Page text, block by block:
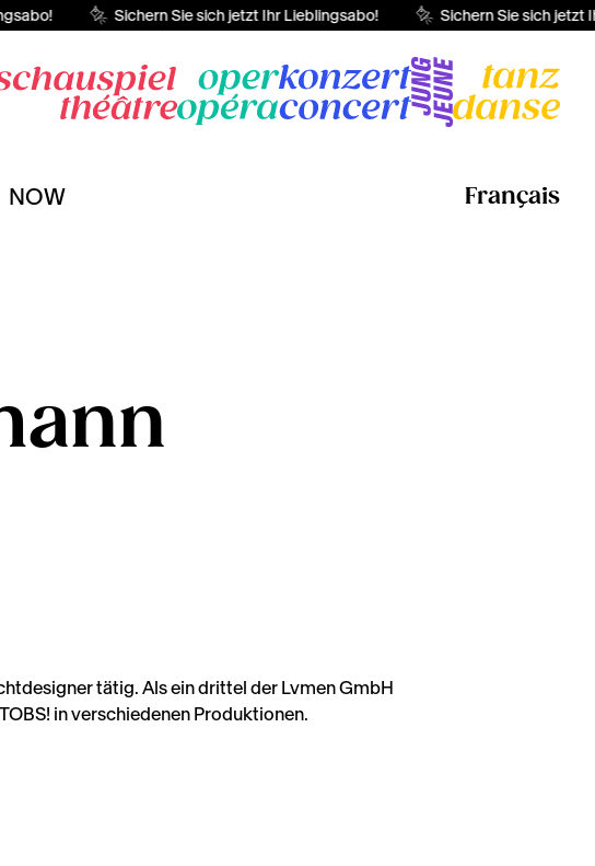
Sichern Sie sich jetzt Ihr Lieblingsabo! Sichern Sie sich jetzt
NOW Français
in verschiedenen Produktionen.